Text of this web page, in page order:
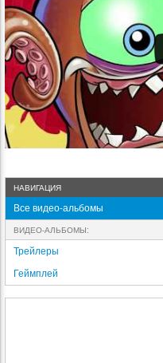
НАВИГАЦИЯ
Все видео-альбомы
ВИДЕО-АЛЬБОМЫ:
Трейлеры
Геймплей